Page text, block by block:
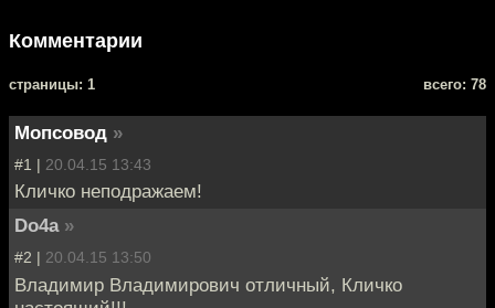
Комментарии
cтраницы: 1 всего: 78
Мопсовод »
#1 | 20.04.15 13:43
Кличко неподражаем!
Do4a »
#2 | 20.04.15 13:50
Владимир Владимирович отличный, Кличко